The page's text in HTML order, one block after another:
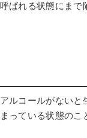
ばれる状態にまで
ルコールがないと
っている状態のこ